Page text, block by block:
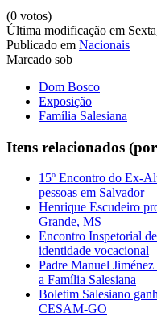
(0 votos)
Última modificação em
Publicado em Nacionais
Marcado sob
Dom Bosco
Exposição
Família Salesiana
Itens relacionados
15º Encontro do Ex-
pessoas em Salvador
Henrique Escudeiro
Grande, MS
Encontro Inspetorial
identidade vocacional
Padre Manuel
a Família Salesiana
Boletim Salesiano
CESAM-GO